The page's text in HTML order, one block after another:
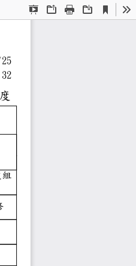
Presentation
OpenPrint Download
Current
View
10/25
學年度
分）
科技組
必修